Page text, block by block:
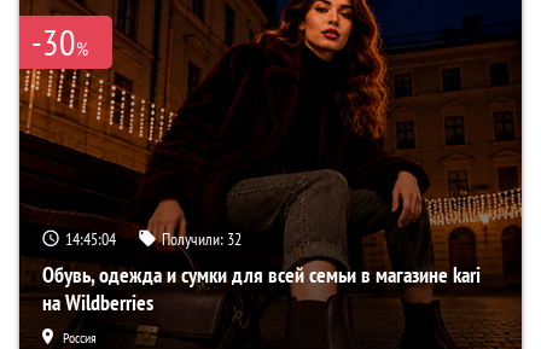
-30%
14:45:03 Получили: 32
Обувь, одежда и сумки для всей семьи в магазине kari
на Wildberries
Россия